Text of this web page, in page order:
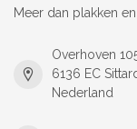
Meer dan plakken
Overhoven
6136 EC
Nederland